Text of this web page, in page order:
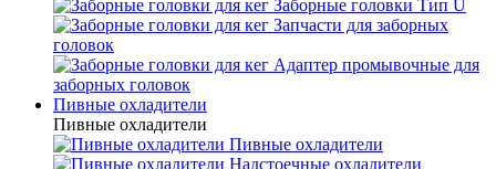
Заборные головки Тип U
Запчасти для заборных
головок
Адаптер промывочные для
заборных головок
Пивные охладители
Пивные охладители
Пивные охладители
Надстоечные охладители